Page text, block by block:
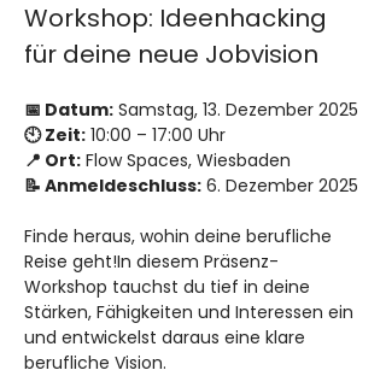
Workshop: Ideenhacking
für deine neue Jobvision
📅 Datum: Samstag, 13. Dezember 2025
🕙 Zeit: 10:00 – 17:00 Uhr
📍 Ort: Flow Spaces, Wiesbaden
📝 Anmeldeschluss: 6. Dezember 2025
Finde heraus, wohin deine berufliche
Reise geht!In diesem Präsenz-
Workshop tauchst du tief in deine
Stärken, Fähigkeiten und Interessen ein
und entwickelst daraus eine klare
berufliche Vision.